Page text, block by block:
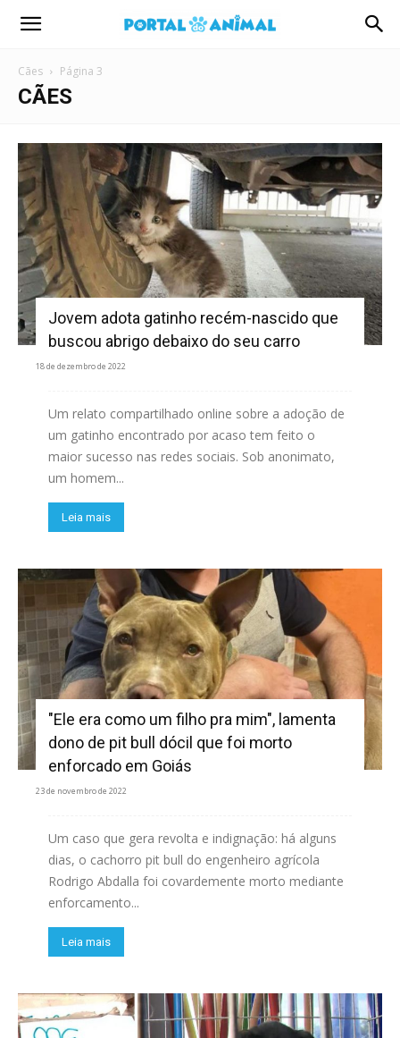
Portal
Animal
Cães Página 3
CÃES
Jovem adota gatinho recém-nascido que
buscou abrigo debaixo do seu carro
18 de dezembro de 2022
Um relato compartilhado online sobre a adoção de
um gatinho encontrado por acaso tem feito o
maior sucesso nas redes sociais. Sob anonimato,
um homem...
Leia mais
"Ele era como um filho pra mim", lamenta
dono de pit bull dócil que foi morto
enforcado em Goiás
23 de novembro de 2022
Um caso que gera revolta e indignação: há alguns
dias, o cachorro pit bull do engenheiro agrícola
Rodrigo Abdalla foi covardemente morto mediante
enforcamento...
Leia mais